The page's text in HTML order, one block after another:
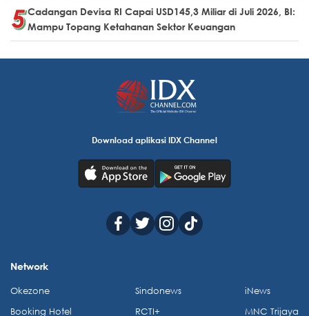
Cadangan Devisa RI Capai USD145,3 Miliar di Juli 2026, BI:
Mampu Topang Ketahanan Sektor Keuangan
Download aplikasi IDX Channel
Network
Okezone
Booking Hotel
Sindonews
RCTI+
iNews
MNC Trijaya